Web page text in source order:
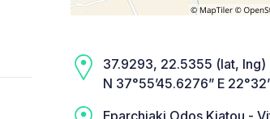
37.9293, 22.5355 (lat, lng)
N 37°55’45.6276” E
Eparchiaki Odos Kiatou -